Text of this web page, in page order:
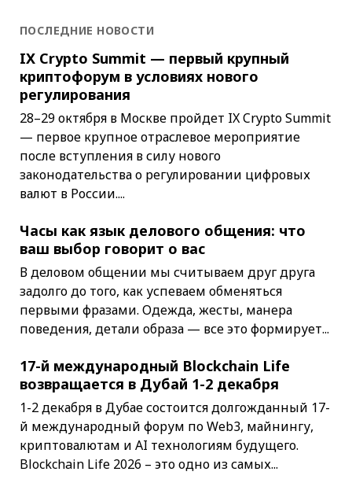
ПОСЛЕДНИЕ НОВОСТИ
IX Crypto Summit — первый крупный
криптофорум в условиях нового
регулирования
28–29 октября в Москве пройдет IX Crypto Summit
— первое крупное отраслевое мероприятие
после вступления в силу нового
законодательства о регулировании цифровых
валют в России....
Часы как язык делового общения: что
ваш выбор говорит о вас
В деловом общении мы считываем друг друга
задолго до того, как успеваем обменяться
первыми фразами. Одежда, жесты, манера
поведения, детали образа — все это формирует...
17-й международный Blockchain Life
возвращается в Дубай 1-2 декабря
1-2 декабря в Дубае состоится долгожданный 17-
й международный форум по Web3, майнингу,
криптовалютам и AI технологиям будущего.
Blockchain Life 2026 – это одно из самых...